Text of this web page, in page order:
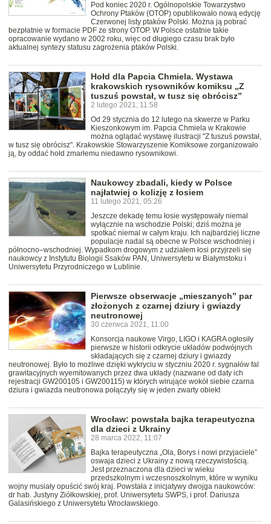
Pod koniec 2020 r. Ogólnopolskie Towarzystwo
Ochrony Ptaków (OTOP) opublikowało nową edycję
Czerwonej listy ptaków Polski. Można ją pobrać
bezpłatnie w formacie PDF ze strony OTOP. W Polsce ostatnie takie
opracowanie wydano w 2002 roku, więc od długiego czasu brak było
aktualnej syntezy statusu zagrożenia ptaków Polski.
Hołd dla Papcia Chmiela. Wystawa
krakowskich rysowników komiksu „Z
tuszuś powstał, w tusz się obrócisz”
2 lutego 2021, 11:58
Od 29 stycznia do 12 lutego na skwerze w Parku
Kieszonkowym im. Papcia Chmiela w Krakowie
można oglądać wystawę ilustracji "Z tuszuś powstał,
w tusz się obrócisz". Krakowskie Stowarzyszenie Komiksowe zorganizowało
ją, by oddać hołd zmarłemu niedawno rysownikowi.
Naukowcy zbadali, kiedy w Polsce
najłatwiej o kolizję z łosiem
11 lutego 2021, 05:26
Jeszcze dekadę temu łosie występowały niemal
wyłącznie na wschodzie Polski; dziś można je
spotkać niemal w całym kraju. Ich najbardziej liczne
populacje nadal są obecne w Polsce wschodniej i
północno–wschodniej. Wypadkom drogowym z udziałem łosi przyjrzeli się
naukowcy z Instytutu Biologii Ssaków PAN, Uniwersytetu w Białymstoku i
Uniwersytetu Przyrodniczego w Lublinie.
Pierwsze obserwacje „mieszanych” par
złożonych z czarnej dziury i gwiazdy
neutronowej
30 czerwca 2021, 11:00
Konsorcja naukowe Virgo, LIGO i KAGRA ogłosiły
pierwsze w historii odkrycie układów podwójnych
składających się z czarnej dziury i gwiazdy
neutronowej. Było to możliwe dzięki wykryciu w styczniu 2020 r. sygnałów fal
grawitacyjnych wyemitowanych przez dwa układy (nazwane od daty ich
rejestracji GW200105 i GW200115) w których wirujące wokół siebie czarna
dziura i gwiazda neutronowa połączyły się w jeden zwarty obiekt
Wrocław: powstała bajka terapeutyczna
dla dzieci z Ukrainy
28 marca 2022, 11:07
Bajka terapeutyczna „Ola, Borys i nowi przyjaciele”
oswaja dzieci z Ukrainy z nową rzeczywistością.
Jest przeznaczona dla dzieci w wieku
przedszkolnym i wczesnoszkolnym, które w wyniku
wojny musiały opuścić swój kraj. Powstała z inicjatywy dwojga naukowców:
dr hab. Justyny Ziółkowskiej, prof. Uniwersytetu SWPS, i prof. Dariusza
Galasińskiego z Uniwersytetu Wrocławskiego.